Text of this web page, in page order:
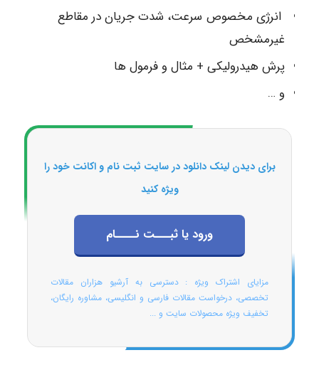
انرژی مخصوص سرعت، شدت جریان در مقاطع
غیرمشخص
پرش هیدرولیکی + مثال و فرمول ها
و …
برای دیدن لینک دانلود در سایت ثبت نام و اکانت خود را
ویژه کنید
ورود یا ثبـــت نــــام
مزایای اشتراک ویژه : دسترسی به آرشیو هزاران مقالات
تخصصی، درخواست مقالات فارسی و انگلیسی، مشاوره رایگان،
تخفیف ویژه محصولات سایت و ...